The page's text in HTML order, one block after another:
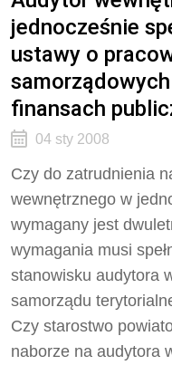
jednocześnie
ustawy o
finansach
04 sty 2008
Czy do zatrudnienia
wewnętrznego w
wymagany jest
wymagania musi
stanowisku audytora
samorządu
Czy starostwo
naborze na audytora